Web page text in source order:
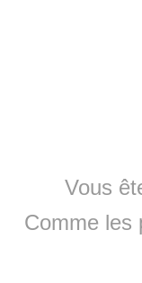
Vous
Comme les